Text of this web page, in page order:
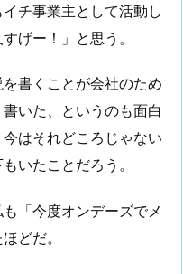
チ事業主として活動し
げー！」と思う。
書くことが会社のため
いた、というのも面白
はそれどころじゃない
いたことだろう。
「今度オンデーズでメ
どだ。